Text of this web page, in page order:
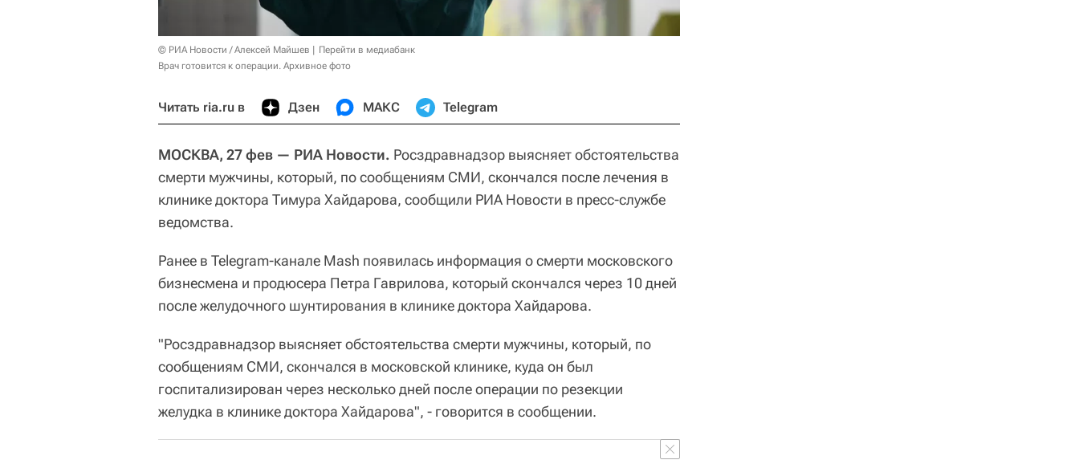
© РИА Новости / Алексей Майшев
Перейти в медиабанк
Врач готовится к операции. Архивное фото
Читать ria.ru в Дзен МАКС Telegram
МОСКВА, 27 фев — РИА Новости. Росздравнадзор выясняет обстоятельства
смерти мужчины, который, по сообщениям СМИ, скончался после лечения в
клинике доктора Тимура Хайдарова, сообщили РИА Новости в пресс-службе
ведомства.
Ранее в Telegram-канале Mash появилась информация о смерти московского
бизнесмена и продюсера Петра Гаврилова, который скончался через 10 дней
после желудочного шунтирования в клинике доктора Хайдарова.
"Росздравнадзор выясняет обстоятельства смерти мужчины, который, по
сообщениям СМИ, скончался в московской клинике, куда он был
госпитализирован через несколько дней после операции по резекции
желудка в клинике доктора Хайдарова", - говорится в сообщении.